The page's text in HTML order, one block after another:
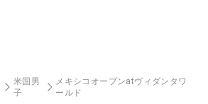
米国男
子
メキシコオープンatヴィダンタワ
ールド